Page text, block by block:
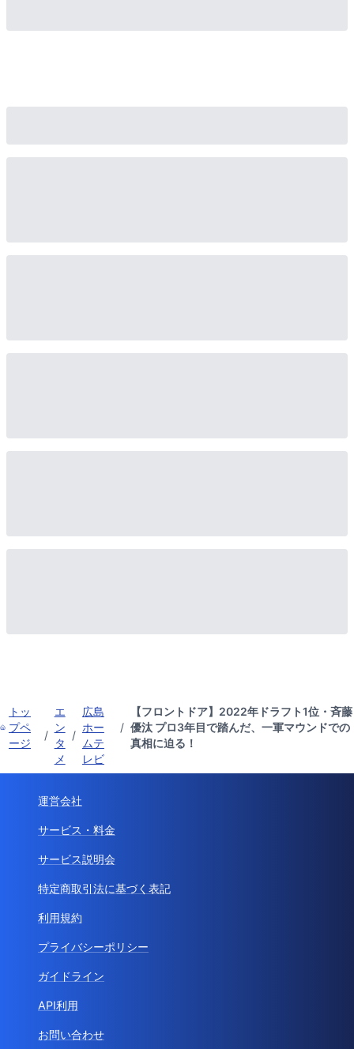
トッ
プペ
ージ
/
エ
ン
タ
メ
/
広島
ホー
ムテ
レビ
/
【フロントドア】2022年ドラフト1位・斉藤
優汰 プロ3年目で踏んだ、一軍マウンドでの
真相に迫る！
運営会社
サービス・料金
サービス説明会
特定商取引法に基づく表記
利用規約
プライバシーポリシー
ガイドライン
API利用
お問い合わせ